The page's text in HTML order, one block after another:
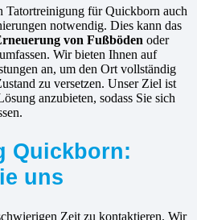
Tatortreinigung für Quickborn auch
notwendig. Dies kann das
von Fußböden oder
Wir bieten Ihnen auf
an, um den Ort vollständig
zu versetzen. Unser Ziel ist
anzubieten, sodass Sie sich
Quickborn:
uns
Zeit zu kontaktieren. Wir